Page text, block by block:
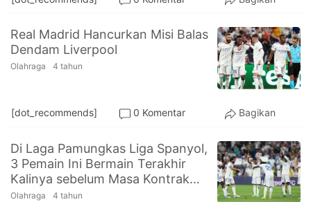
Real Madrid Hancurkan Misi Balas
Dendam Liverpool
Olahraga 4 tahun
[dot_recommends] 0 Komentar Bagikan
Di Laga Pamungkas Liga Spanyol,
3 Pemain Ini Bermain Terakhir
Kalinya sebelum Masa Kontrak
Habis
Olahraga 4 tahun